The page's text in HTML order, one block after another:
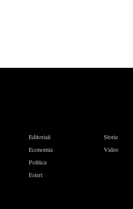
Editoriali
Economia
Politica
Esteri
Storie
Video